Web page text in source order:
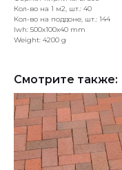
Кол-во на 1 м2, шт.: 40
Кол-во на поддоне, шт.: 144
lwh: 500x100x40 mm
Weight: 4200 g
Смотрите также: